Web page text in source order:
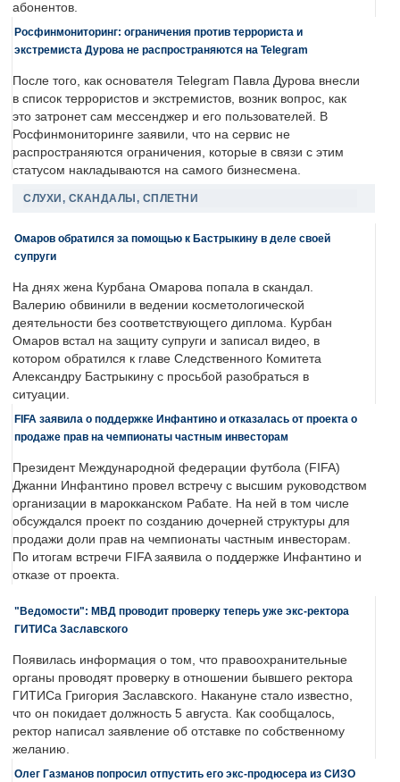
абонентов.
Росфинмониторинг: ограничения против террориста и
экстремиста Дурова не распространяются на Telegram
После того, как основателя Telegram Павла Дурова внесли
в список террористов и экстремистов, возник вопрос, как
это затронет сам мессенджер и его пользователей. В
Росфинмониторинге заявили, что на сервис не
распространяются ограничения, которые в связи с этим
статусом накладываются на самого бизнесмена.
СЛУХИ, СКАНДАЛЫ, СПЛЕТНИ
Омаров обратился за помощью к Бастрыкину в деле своей
супруги
На днях жена Курбана Омарова попала в скандал.
Валерию обвинили в ведении косметологической
деятельности без соответствующего диплома. Курбан
Омаров встал на защиту супруги и записал видео, в
котором обратился к главе Следственного Комитета
Александру Бастрыкину с просьбой разобраться в
ситуации.
FIFA заявила о поддержке Инфантино и отказалась от проекта о
продаже прав на чемпионаты частным инвесторам
Президент Международной федерации футбола (FIFA)
Джанни Инфантино провел встречу с высшим руководством
организации в марокканском Рабате. На ней в том числе
обсуждался проект по созданию дочерней структуры для
продажи доли прав на чемпионаты частным инвесторам.
По итогам встречи FIFA заявила о поддержке Инфантино и
отказе от проекта.
"Ведомости": МВД проводит проверку теперь уже экс-ректора
ГИТИСа Заславского
Появилась информация о том, что правоохранительные
органы проводят проверку в отношении бывшего ректора
ГИТИСа Григория Заславского. Накануне стало известно,
что он покидает должность 5 августа. Как сообщалось,
ректор написал заявление об отставке по собственному
желанию.
Олег Газманов попросил отпустить его экс-продюсера из СИЗО